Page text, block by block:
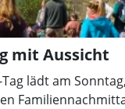
mit Aussicht
lädt am